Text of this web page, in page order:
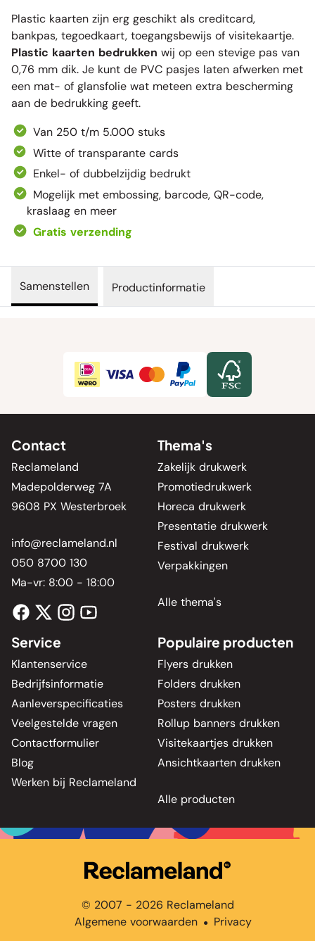
Plastic kaarten zijn erg geschikt als creditcard,
bankpas, tegoedkaart, toegangsbewijs of visitekaartje.
Plastic kaarten bedrukken wij op een stevige pas van
0,76 mm dik. Je kunt de PVC pasjes laten afwerken met
een mat- of glansfolie wat meteen extra bescherming
aan de bedrukking geeft.
Van 250 t/m 5.000 stuks
Witte of transparante cards
Enkel- of dubbelzijdig bedrukt
Mogelijk met embossing, barcode, QR-code,
kraslaag en meer
Gratis verzending
Samenstellen Productinformatie
Contact
Reclameland
Madepolderweg 7A
9608 PX Westerbroek
info@reclameland.nl
050 8700 130
Ma-vr: 8:00 - 18:00
Thema's
Zakelijk drukwerk
Promotiedrukwerk
Horeca drukwerk
Presentatie drukwerk
Festival drukwerk
Verpakkingen
Alle thema's
Service
Klantenservice
Bedrijfsinformatie
Aanleverspecificaties
Veelgestelde vragen
Contactformulier
Blog
Werken bij Reclameland
Populaire producten
Flyers drukken
Folders drukken
Posters drukken
Rollup banners drukken
Visitekaartjes drukken
Ansichtkaarten drukken
Alle producten
© 2007 - 2026 Reclameland
Algemene voorwaarden ● Privacy